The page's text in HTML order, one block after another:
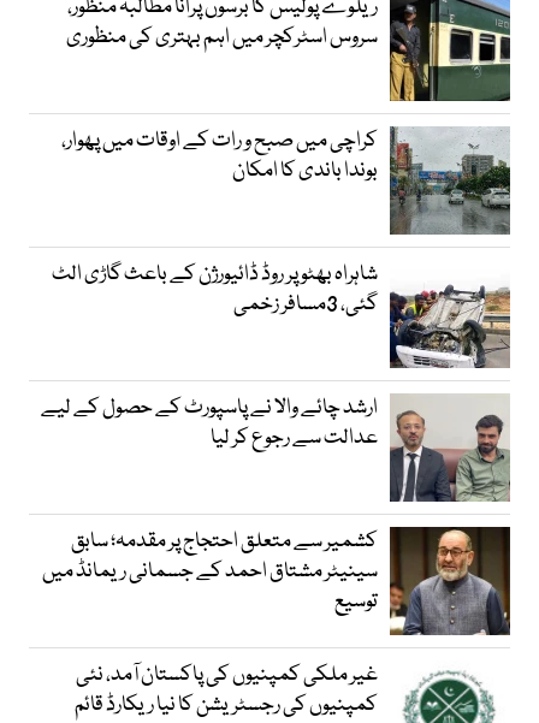
ریلوے پولیس کا برسوں پرانا مطالبہ منظور،
سروس اسٹرکچر میں اہم بہتری کی منظوری
کراچی میں صبح و رات کے اوقات میں پھوار،
بوندا باندی کا امکان
شاہراہ بھٹو پر روڈ ڈائیورژن کے باعث گاڑی الٹ
گئی، 3مسافر زخمی
ارشد چائے والا نے پاسپورٹ کے حصول کے لیے
عدالت سے رجوع کر لیا
کشمیر سے متعلق احتجاج پر مقدمہ؛ سابق
سینیٹر مشتاق احمد کے جسمانی ریمانڈ میں
توسیع
غیر ملکی کمپنیوں کی پاکستان آمد، نئی
کمپنیوں کی رجسٹریشن کا نیا ریکارڈ قائم